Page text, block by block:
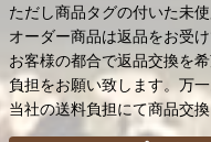
ただし商品タグの付いた未
オーダー商品は返品をお受
お客様の都合で返品交換を
負担をお願い致します。万
当社の送料負担にて商品交換